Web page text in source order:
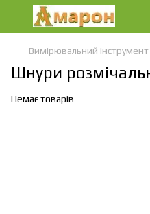
Вимірювальний інструмент
Шнури
Немає товарів